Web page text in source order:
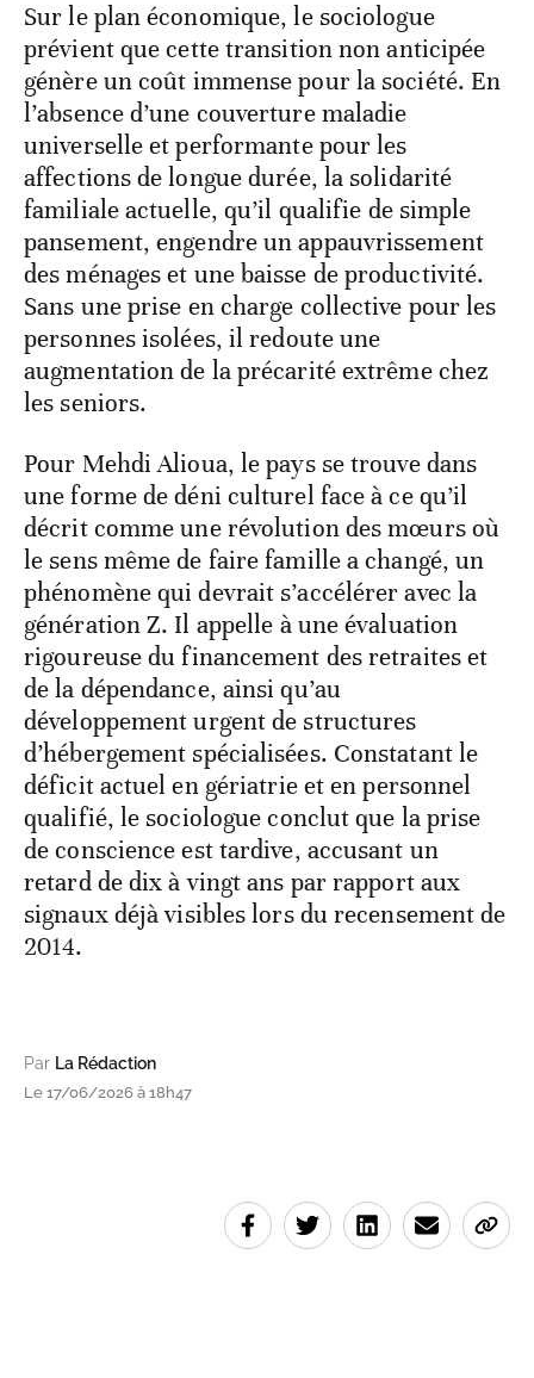
Sur le plan économique, le sociologue
prévient que cette transition non anticipée
génère un coût immense pour la société. En
l’absence d’une couverture maladie
universelle et performante pour les
affections de longue durée, la solidarité
familiale actuelle, qu’il qualifie de simple
pansement, engendre un appauvrissement
des ménages et une baisse de productivité.
Sans une prise en charge collective pour les
personnes isolées, il redoute une
augmentation de la précarité extrême chez
les seniors.
Pour Mehdi Alioua, le pays se trouve dans
une forme de déni culturel face à ce qu’il
décrit comme une révolution des mœurs où
le sens même de faire famille a changé, un
phénomène qui devrait s’accélérer avec la
génération Z. Il appelle à une évaluation
rigoureuse du financement des retraites et
de la dépendance, ainsi qu’au
développement urgent de structures
d’hébergement spécialisées. Constatant le
déficit actuel en gériatrie et en personnel
qualifié, le sociologue conclut que la prise
de conscience est tardive, accusant un
retard de dix à vingt ans par rapport aux
signaux déjà visibles lors du recensement de
2014.
Par La Rédaction
Le 17/06/2026 à 18h47